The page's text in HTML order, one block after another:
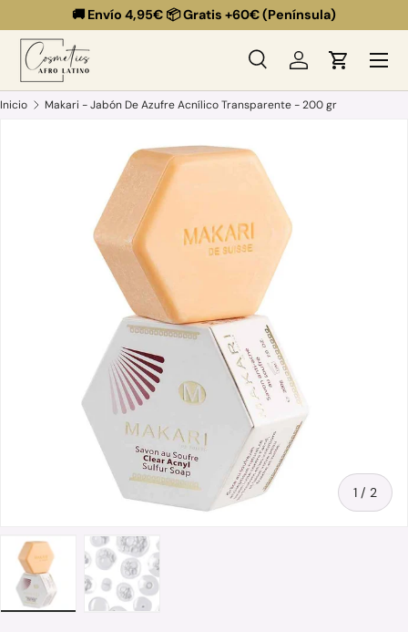
Ir al contenido
🚚 Envío 4,95€ 📦 Gratis +60€ (Península)
Buscar
Buscar
BuscarIniciar sesión
Carrito
Menú
Inicio Makari - Jabón De Azufre Acnílico Transparente - 200 gr
Ir directamente a la información del producto
1 / de
2